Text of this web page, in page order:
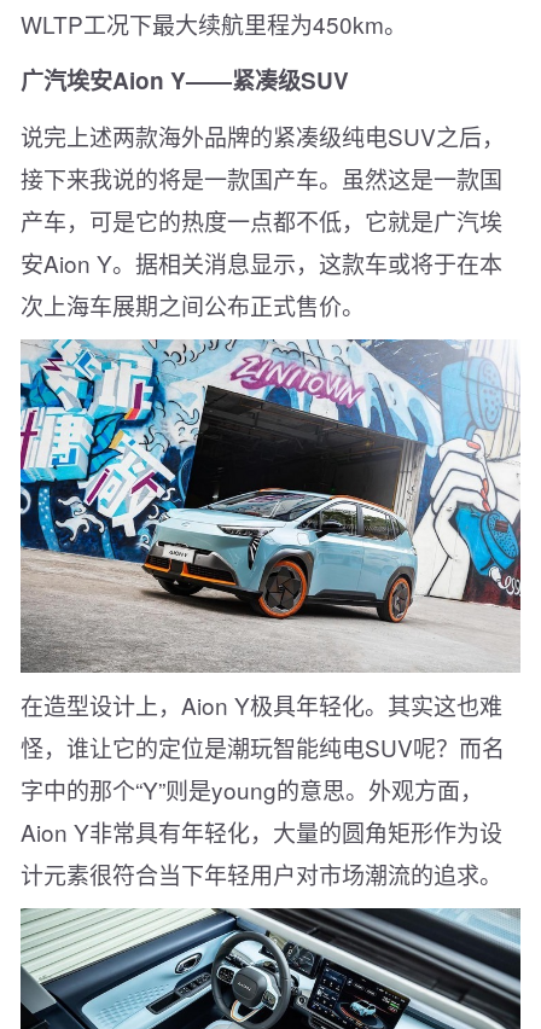
WLTP工况下最大续航里程为450km。
广汽埃安Aion Y——紧凑级SUV
说完上述两款海外品牌的紧凑级纯电SUV之后，
接下来我说的将是一款国产车。虽然这是一款国
产车，可是它的热度一点都不低，它就是广汽埃
安Aion Y。据相关消息显示，这款车或将于在本
次上海车展期之间公布正式售价。
在造型设计上，Aion Y极具年轻化。其实这也难
怪，谁让它的定位是潮玩智能纯电SUV呢？而名
字中的那个“Y”则是young的意思。外观方面，
Aion Y非常具有年轻化，大量的圆角矩形作为设
计元素很符合当下年轻用户对市场潮流的追求。